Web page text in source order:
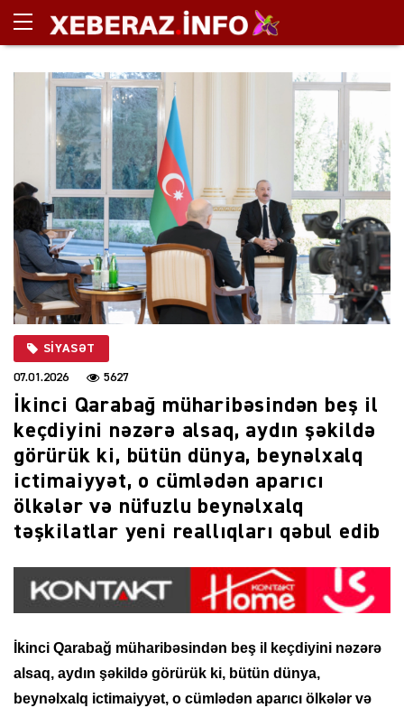
SIYASƏT
07.01.2026 5627
İkinci Qarabağ müharibəsindən beş il
keçdiyini nəzərə alsaq, aydın şəkildə
görürük ki, bütün dünya, beynəlxalq
ictimaiyyət, o cümlədən aparıcı
ölkələr və nüfuzlu beynəlxalq
təşkilatlar yeni reallıqları qəbul edib
İkinci Qarabağ müharibəsindən beş il keçdiyini nəzərə
alsaq, aydın şəkildə görürük ki, bütün dünya,
beynəlxalq ictimaiyyət, o cümlədən aparıcı ölkələr və